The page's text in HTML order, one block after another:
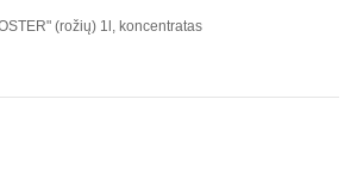
(rožių) 1l, koncentratas